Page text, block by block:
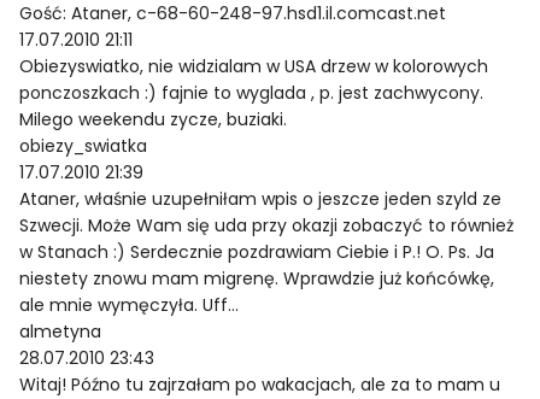
Gość: Ataner, c-68-60-248-97.hsd1.il.comcast.net
17.07.2010 21:11
Obiezyswiatko, nie widzialam w USA drzew w kolorowych
ponczoszkach :) fajnie to wyglada , p. jest zachwycony.
Milego weekendu zycze, buziaki.
obiezy_swiatka
17.07.2010 21:39
Ataner, właśnie uzupełniłam wpis o jeszcze jeden szyld ze
Szwecji. Może Wam się uda przy okazji zobaczyć to również
w Stanach :) Serdecznie pozdrawiam Ciebie i P.! O. Ps. Ja
niestety znowu mam migrenę. Wprawdzie już końcówkę,
ale mnie wymęczyła. Uff…
almetyna
28.07.2010 23:43
Witaj! Późno tu zajrzałam po wakacjach, ale za to mam u